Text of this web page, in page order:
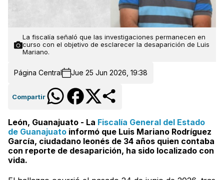
La fiscalía señaló que las investigaciones permanecen en
curso con el objetivo de esclarecer la desaparición de Luis
Mariano.
Página Central Jue 25 Jun 2026, 19:38
Compartir
León, Guanajuato - La Fiscalía General del Estado
de Guanajuato informó que Luis Mariano Rodríguez
García, ciudadano leonés de 34 años quien contaba
con reporte de desaparición, ha sido localizado con
vida.